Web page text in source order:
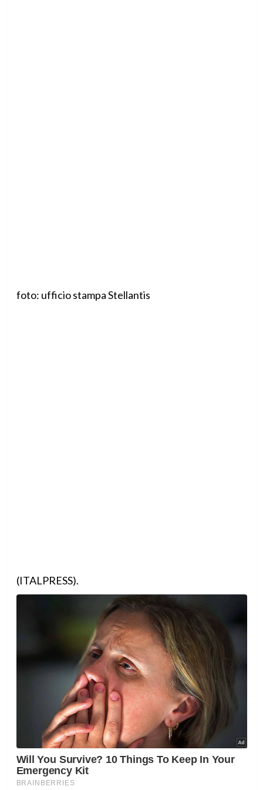
foto: ufficio stampa Stellantis
(ITALPRESS).